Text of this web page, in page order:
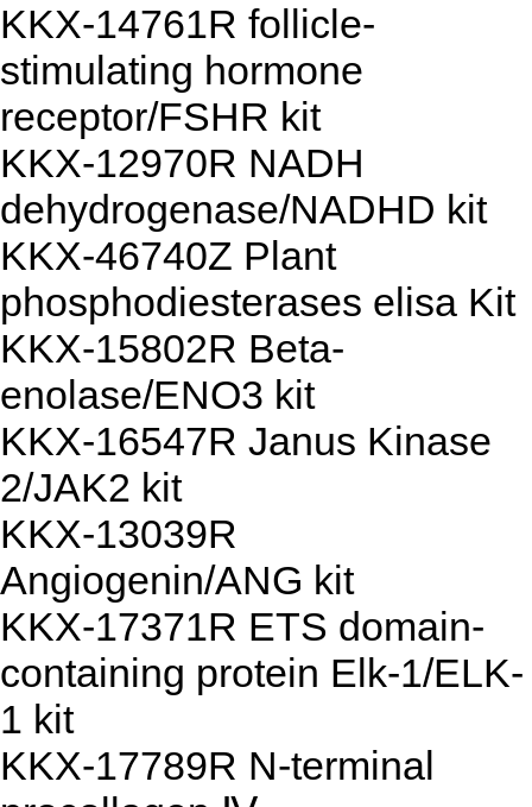
KKX-14761R follicle-
stimulating hormone
receptor/FSHR kit
KKX-12970R NADH
dehydrogenase/NADHD kit
KKX-46740Z Plant
phosphodiesterases elisa Kit
KKX-15802R Beta-
enolase/ENO3 kit
KKX-16547R Janus Kinase
2/JAK2 kit
KKX-13039R
Angiogenin/ANG kit
KKX-17371R ETS domain-
containing protein Elk-1/ELK-
1 kit
KKX-17789R N-terminal